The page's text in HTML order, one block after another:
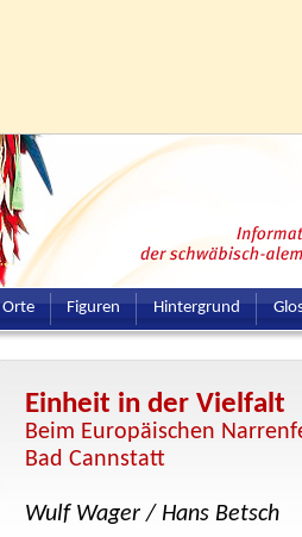
Orte Figuren Hintergrund
Einheit in der Vielfalt
Beim Europäischen
Bad Cannstatt
Wulf Wager / Hans Betsch